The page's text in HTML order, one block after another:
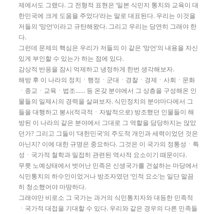
제에서도 그랬다. 그 전형적 표현은 ‘일본 식민지 통치와 교육이 대
한민국에 크게 도움을 주었다’라는 말로 대표된다. 우리는 이것을
저들의 ‘망언’이라고 규탄해왔다. 그리고 우리는 당연히 그래야 한
다.
그런데 문제의 핵심은 우리가 저들의 이 같은 ‘망언’의 내용을 자신
있게 부인할 수 있는가 하는 점에 있다.
감상적 반응을 잠시 억제하고 냉정하게 한번 생각해보자.
해방 후 이 나라의 정치ㆍ행정ㆍ군대ㆍ경찰ㆍ경제ㆍ사회ㆍ문화
ㆍ종교ㆍ교육ㆍ법조…… 등 온갖 분야에서 그 상층을 구성해온 인
물들의 일제시의 경력을 살펴보자. 식민정치의 분야마다에서 그
들을 대행하고 봉사(적극적ㆍ자발적으로) 방조했던 인물들이 해
방된 이 나라의 같은 분야에서 그대로 그 역할을 담당하지는 않았
던가? 그리고 그들이 ‘대한민국’의 주도적 개인과 세력이었던 것은
아닌지? 이에 대한 규명은 중요하다. 그것은 이 국가의 정통성ㆍ특
성ㆍ국가적 철학과 밀접히 관련된 역사적 요소이기 때문이다.
무릇 노예상태에서 벗어난 민족은 신생국가를 건설하는 마당에서
식민통치의 하수인이었거나 방조자였던 ‘인적 요소’는 일단 말끔
히 청소했어야 마땅하다.
그래야만 비로소 그 국가는 과거의 식민통치자와 대등한 민족적
ㆍ국가적 대접을 기대할 수 있다. 우리와 같은 경우의 다른 민족들